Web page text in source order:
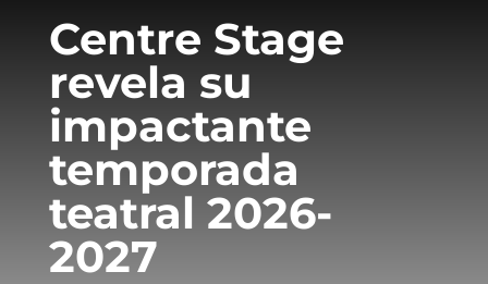
Centre Stage
revela su
impactante
temporada
teatral 2026-
2027